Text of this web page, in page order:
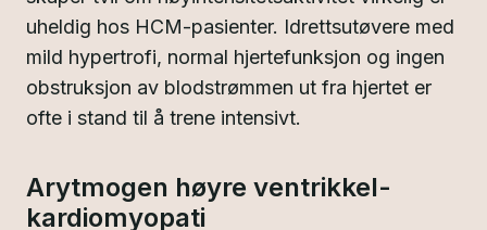
uheldig hos HCM-pasienter. Idrettsutøvere med
mild hypertrofi, normal hjertefunksjon og ingen
obstruksjon av blodstrømmen ut fra hjertet er
ofte i stand til å trene intensivt.
Arytmogen høyre ventrikkel-
kardiomyopati